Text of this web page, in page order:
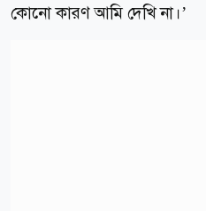
কোনো কারণ আমি দেখি না।’